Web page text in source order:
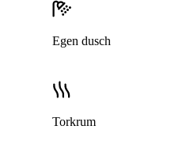
Egen dusch
Torkrum